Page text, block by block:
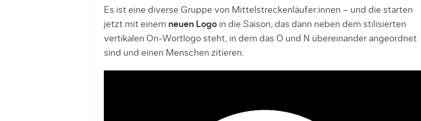
Es ist eine diverse Gruppe von Mittelstreckenläufer:innen – und die starten
jetzt mit einem neuen Logoin die Saison, das dann neben dem stilisierten
vertikalen On-Wortlogo steht, in dem das O und N übereinander angeordnet
sind und einen Menschen zitieren.